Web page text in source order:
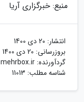
منبع: خبرگزاری آریا
انتشار: 20 دی 1400
بروزرسانی: 20 دی 1400
گردآورنده: mehrbox.ir
شناسه مطلب: 11013